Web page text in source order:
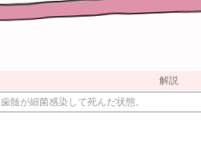
解説
歯髄が細菌感染して死んだ状態。